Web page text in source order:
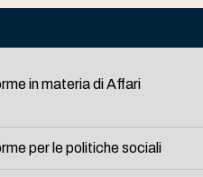
in materia di Affari
per le politiche sociali